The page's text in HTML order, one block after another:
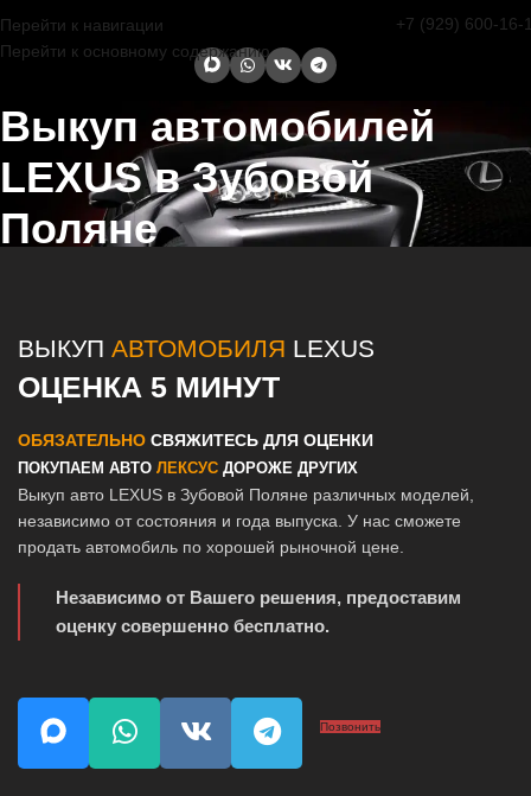
Перейти к навигации
Перейти к основному содержанию
+7 (929) 600-16-
Выкуп автомобилей
LEXUS в Зубовой
Поляне
ВЫКУП АВТОМОБИЛЯ LEXUS
ОЦЕНКА 5 МИНУТ
ОБЯЗАТЕЛЬНО СВЯЖИТЕСЬ ДЛЯ ОЦЕНКИ
ПОКУПАЕМ АВТО ЛЕКСУС ДОРОЖЕ ДРУГИХ
Выкуп авто LEXUS в Зубовой Поляне различных моделей,
независимо от состояния и года выпуска. У нас сможете
продать автомобиль по хорошей рыночной цене.
Независимо от Вашего решения, предоставим
оценку совершенно бесплатно.
Позвонить